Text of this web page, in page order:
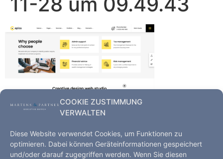
COOKIE ZUSTIMMUNG
VERWALTEN
Diese Website verwendet Cookies, um Funktionen zu
optimieren. Dabei können Geräteinformationen gespeichert
und/oder darauf zugegriffen werden. Wenn Sie diesen